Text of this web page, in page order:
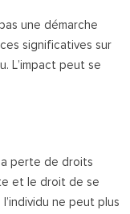
une démarche
significatives sur
L’impact peut se
perte de droits
et le droit de se
ne peut plus